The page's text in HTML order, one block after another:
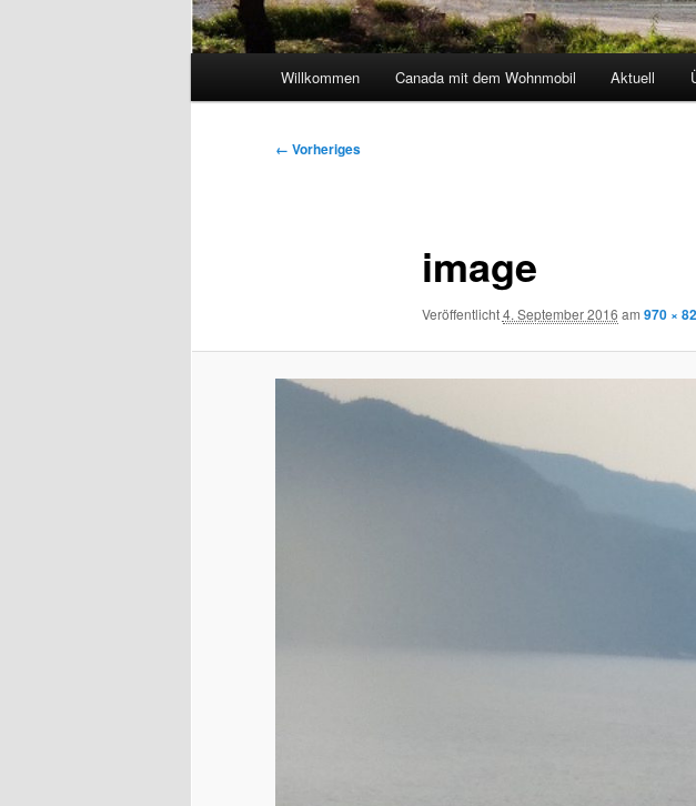
Willkommen Canada mit dem Wohnmobil Aktuell
Bilder-
← Vorheriges
image
Veröffentlicht4. September 2016 am 970 ×